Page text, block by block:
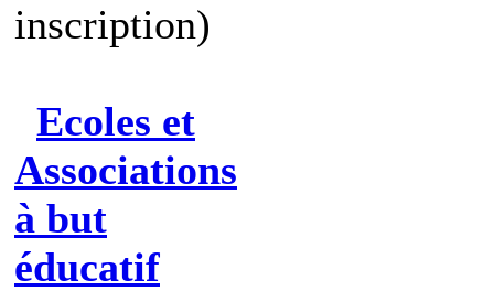
inscription)
Ecoles et
Associations
à but
éducatif